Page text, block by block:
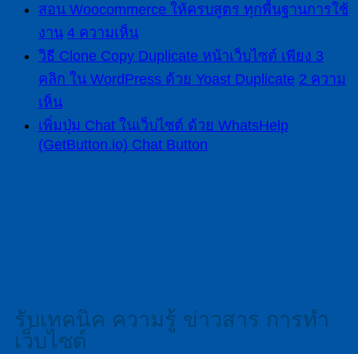
สอน Woocommerce ให้ครบสูตร ทุกพื้นฐานการใช้
งาน 4 ความเห็น
วิธี Clone Copy Duplicate หน้าเว็บไซต์ เพียง 3
คลิก ใน WordPress ด้วย Yoast Duplicate 2 ความ
เห็น
เพิ่มปุ่ม Chat ในเว็บไซต์ ด้วย WhatsHelp
(GetButton.io) Chat Button
รับเทคนิค ความรู้ ข่าวสาร การทำ
เว็บไซต์